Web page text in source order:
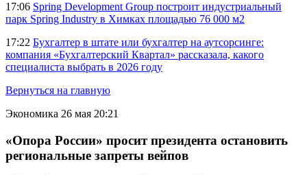
17:06 Spring Development Group построит индустриальный
парк Spring Industry в Химках площадью 76 000 м2
17:22 Бухгалтер в штате или бухгалтер на аутсорсинге:
компания «Бухгалтерский Квартал» рассказала, какого
специалиста выбрать в 2026 году
Вернуться на главную
Экономика 26 мая 20:21
«Опора России» просит президента остановить
региональные запреты вейпов